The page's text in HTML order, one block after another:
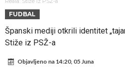
Zašto je nepoznati italijanski
od 62 miliona eura?
Veliki udarac za Barcelonu: Junak
FUDBAL
Španski mediji otkrili identitet
Stiže iz PSŽ-a
Objavljeno na 14:20, 05 Juna